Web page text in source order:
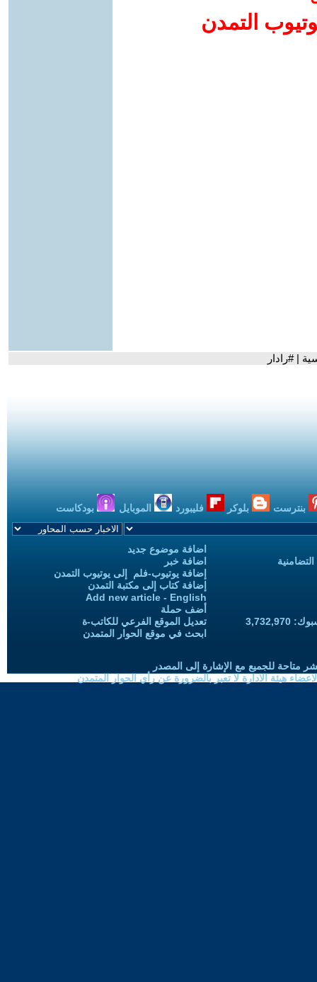
التمدن
| #رادار
بنترست بلوكر فليبورد الموبايل بودكاست
اضافة موضوع جديد
اضافة خبر
إضافة يوتيوب-فلم إلى يوتيوب التمدن
إضافة كتاب إلى مكتبة التمدن
Add new article - English
أضف حملة
تعديل الموقع الفرعي للكاتب-ة
ابحث في موقع الحوار المتمدن
متاحة للجميع مع الإشارة إلى المصدر
هيئة الادارة لا تعبر بالضرورة عن رأي الحوار المتمدن